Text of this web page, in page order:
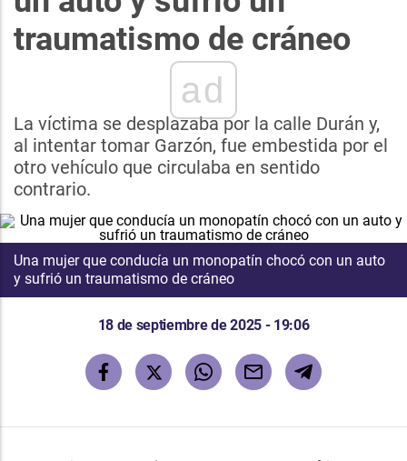
traumatismo de cráneo
ad
La víctima se desplazaba por la calle Durán y,
al intentar tomar Garzón, fue embestida por el
otro vehículo que circulaba en sentido
contrario.
Una mujer que conducía un monopatín chocó con un auto
y sufrió un traumatismo de cráneo
18 de septiembre de 2025 - 19:06